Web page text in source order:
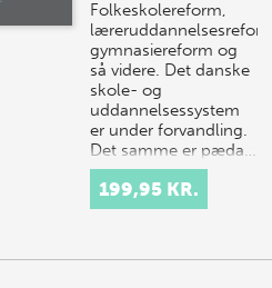
Folkeskolereform,
læreruddannelsesreform,
gymnasiereform og
så videre. Det danske
skole- og
uddannelsessystem
er under forvandling.
Det samme er pæda…
199,95 KR.